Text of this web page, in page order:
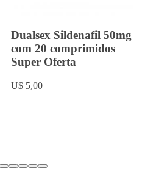
Fluoxetina 20mg com 20
comprimidos